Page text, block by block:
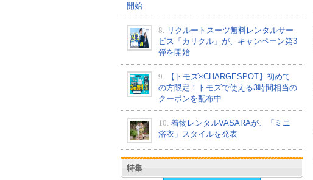
開始
8.
リクルートスーツ無料レンタルサー
ビス「カリクル」が、キャンペーン第3
弾を開始
9.
【トモズ×CHARGESPOT】初めて
の方限定！トモズで使える3時間相当の
クーポンを配布中
10. 着物レンタルVASARAが、「ミニ
浴衣」スタイルを発表
特集